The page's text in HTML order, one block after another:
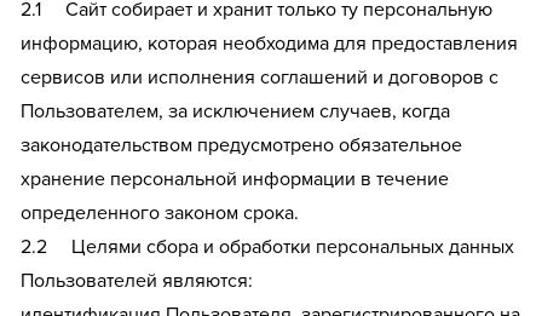
2.1 Сайт собирает и хранит только ту персональную
информацию, которая необходима для предоставления
сервисов или исполнения соглашений и договоров с
Пользователем, за исключением случаев, когда
законодательством предусмотрено обязательное
хранение персональной информации в течение
определенного законом срока.
2.2 Целями сбора и обработки персональных данных
Пользователей являются: